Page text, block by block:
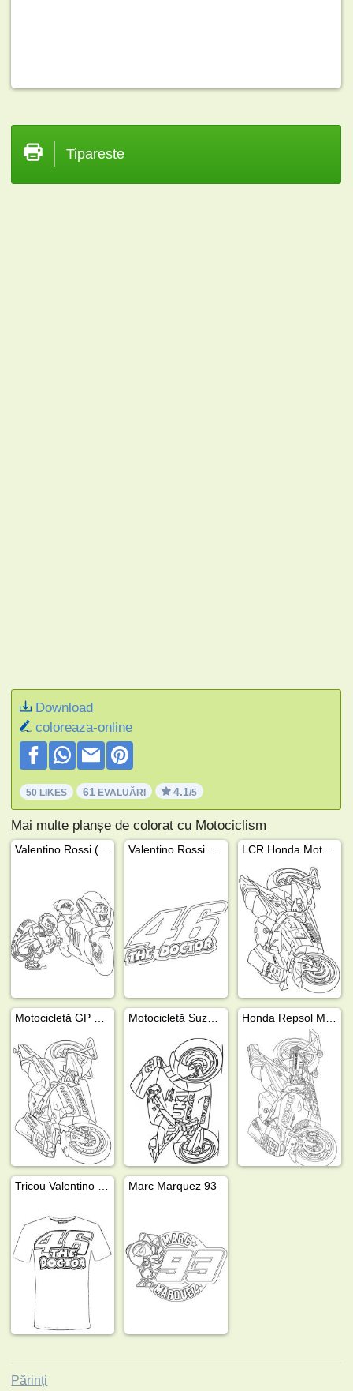
Tipareste
Download
coloreaza-online
50 LIKES 61 EVALUĂRI 4.1/5
Mai multe planșe de colorat cu Motociclism
Marc Marquez 93
Părinți